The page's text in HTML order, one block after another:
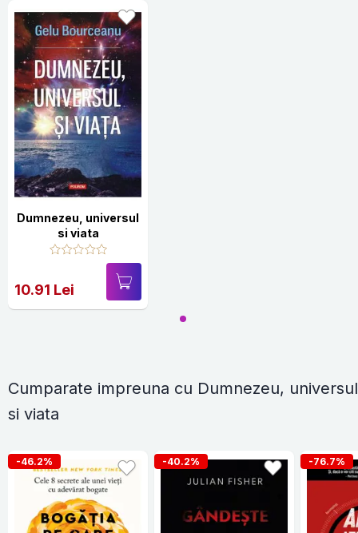
Dumnezeu, universul
si viata
10.91 Lei
Cumparate impreuna cu Dumnezeu, universul
si viata
-46.2% -40.2% -76.7%